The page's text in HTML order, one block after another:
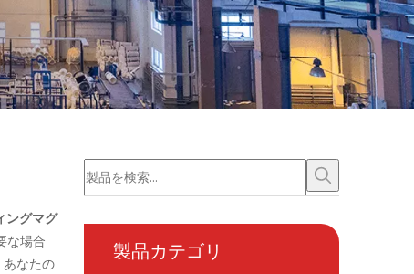
ングマグ
な場合
なたの
製品カテゴリ